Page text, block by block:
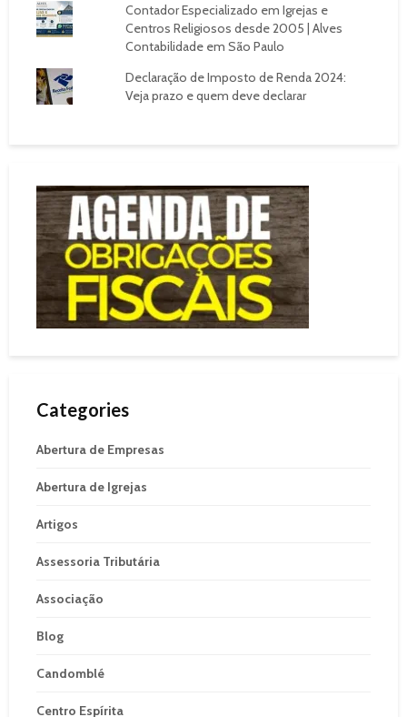
Contador Especializado em Igrejas e
Centros Religiosos desde 2005 | Alves
Contabilidade em São Paulo
Declaração de Imposto de Renda 2024:
Veja prazo e quem deve declarar
Categories
Abertura de Empresas
Abertura de Igrejas
Artigos
Assessoria Tributária
Associação
Blog
Candomblé
Centro Espírita